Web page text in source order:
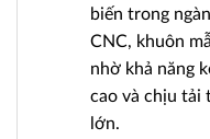
biến trong
CNC, khuôn
nhờ khả năng
cao và chịu tải
lớn.